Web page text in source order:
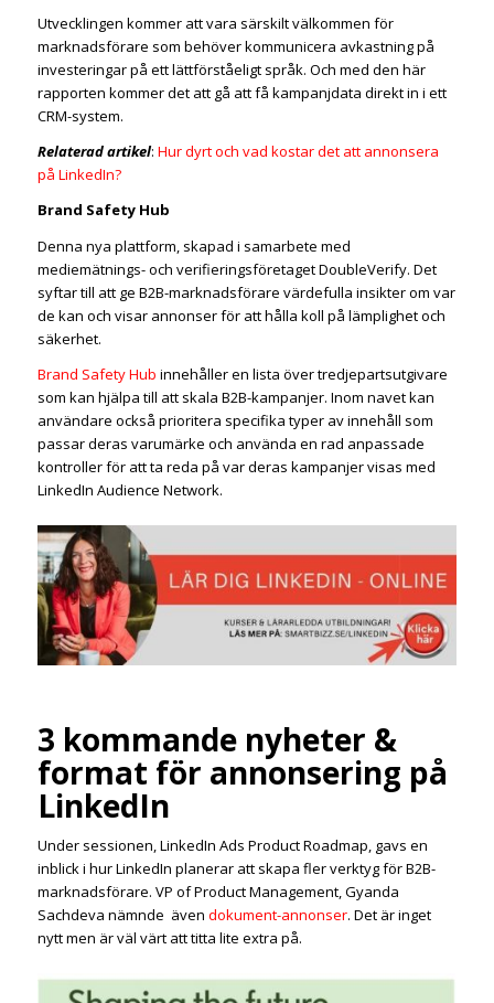
Utvecklingen kommer att vara särskilt välkommen för
marknadsförare som behöver kommunicera avkastning på
investeringar på ett lättförståeligt språk. Och med den här
rapporten kommer det att gå att få kampanjdata direkt in i ett
CRM-system.
Relaterad artikel: Hur dyrt och vad kostar det att annonsera
på LinkedIn?
Brand Safety Hub
Denna nya plattform, skapad i samarbete med
mediemätnings- och verifieringsföretaget DoubleVerify. Det
syftar till att ge B2B-marknadsförare värdefulla insikter om var
de kan och visar annonser för att hålla koll på lämplighet och
säkerhet.
Brand Safety Hub innehåller en lista över tredjepartsutgivare
som kan hjälpa till att skala B2B-kampanjer. Inom navet kan
användare också prioritera specifika typer av innehåll som
passar deras varumärke och använda en rad anpassade
kontroller för att ta reda på var deras kampanjer visas med
LinkedIn Audience Network.
3 kommande nyheter &
format för annonsering på
LinkedIn
Under sessionen, LinkedIn Ads Product Roadmap, gavs en
inblick i hur LinkedIn planerar att skapa fler verktyg för B2B-
marknadsförare. VP of Product Management, Gyanda
Sachdeva nämnde även dokument-annonser. Det är inget
nytt men är väl värt att titta lite extra på.